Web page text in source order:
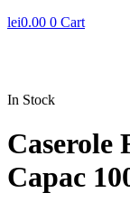
lei0.00 0 Cart
In Stock
Caserole
Capac